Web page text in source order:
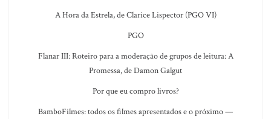
A Hora da Estrela, de Clarice Lispector (PGO VI)
PGO
Flanar III: Roteiro para a moderação de grupos de leitura: A
Promessa, de Damon Galgut
Por que eu compro livros?
BamboFilmes: todos os filmes apresentados e o próximo —